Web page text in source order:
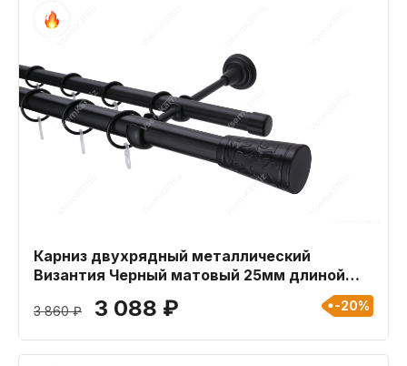
Карниз двухрядный металлический
Византия Черный матовый 25мм длиной
3 860 ₽ 3 088 ₽ -20%